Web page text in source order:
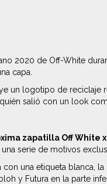
2020 de Off-White
capa.
un logotipo de
salió con un look
zapatilla Off White x
serie de motivos
una etiqueta blanca,
y Futura en la parte